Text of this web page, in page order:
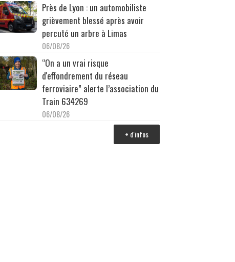
Près de Lyon : un automobiliste
grièvement blessé après avoir
percuté un arbre à Limas
06/08/26
“On a un vrai risque
d'effondrement du réseau
ferroviaire” alerte l’association du
Train 634269
06/08/26
+ d'infos